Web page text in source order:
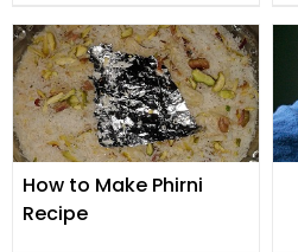
How to Make Phirni
Recipe